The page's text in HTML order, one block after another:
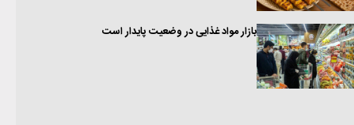
بازار مواد غذایی در وضعیت پایدار است